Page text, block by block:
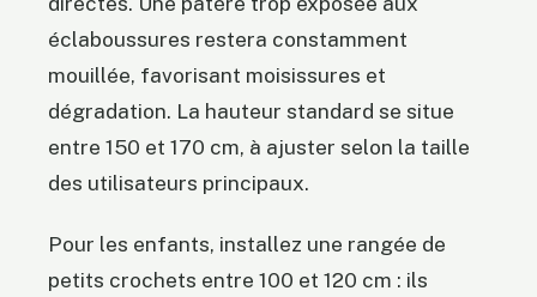
éclaboussures restera constamment
mouillée, favorisant moisissures et
dégradation. La hauteur standard se situe
entre 150 et 170 cm, à ajuster selon la taille
des utilisateurs principaux.
Pour les enfants, installez une rangée de
petits crochets entre 100 et 120 cm : ils